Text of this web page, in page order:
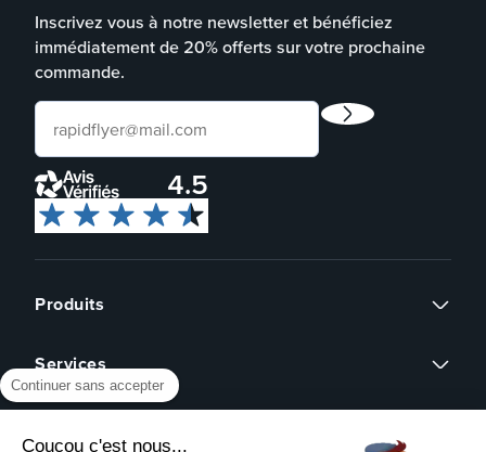
Inscrivez vous à notre newsletter et bénéficiez
immédiatement de 20% offerts sur votre prochaine
commande.
4.5
Produits
Cartes de visite
Affiches
Brochures
Services
Devis sur mesure
Revendeurs
Continuer sans accepter
Coucou c'est nous...